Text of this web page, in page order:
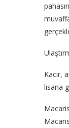
Kacır,
lisana